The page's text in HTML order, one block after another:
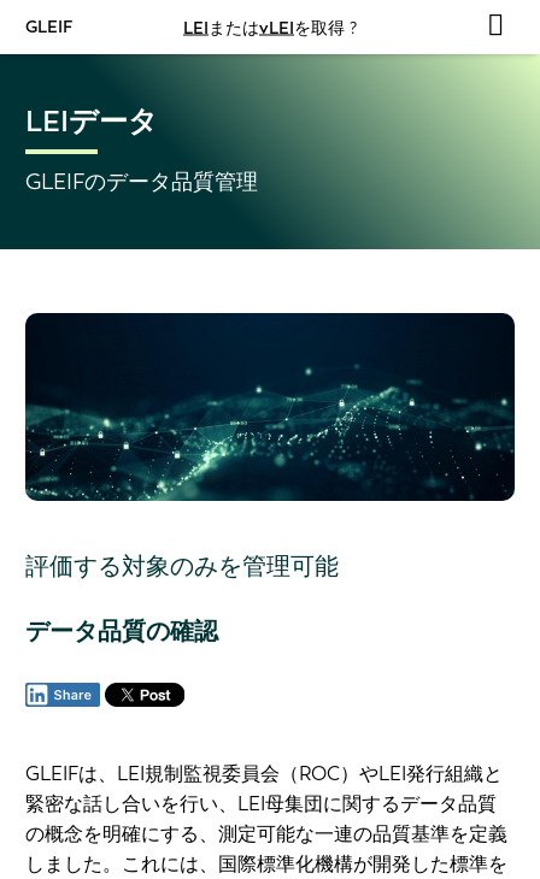
GLEIF LEIまたはvLEIを取得 ?
LEIデータ
GLEIFのデータ品質管理
評価する対象のみを管理可能
データ品質の確認
GLEIFは、LEI規制監視委員会（ROC）やLEI発行組織と
緊密な話し合いを行い、LEI母集団に関するデータ品質
の概念を明確にする、測定可能な一連の品質基準を定義
しました。これには、国際標準化機構が開発した標準を